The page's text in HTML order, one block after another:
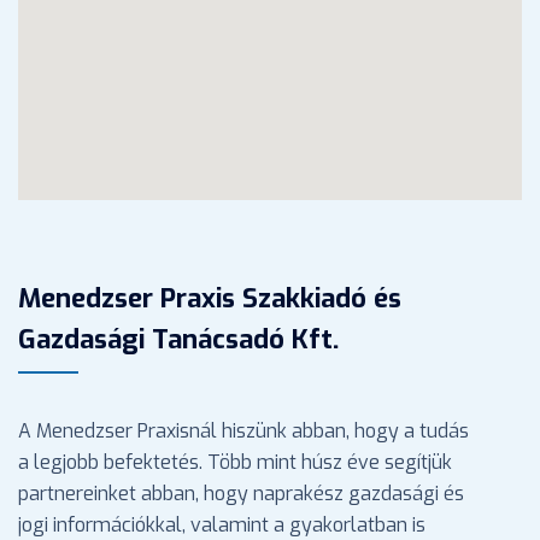
Menedzser Praxis Szakkiadó és
Gazdasági Tanácsadó Kft.
A Menedzser Praxisnál hiszünk abban, hogy a tudás
a legjobb befektetés. Több mint húsz éve segítjük
partnereinket abban, hogy naprakész gazdasági és
jogi információkkal, valamint a gyakorlatban is